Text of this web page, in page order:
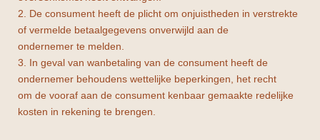
2. De consument heeft de plicht om onjuistheden in verstrekte
of vermelde betaalgegevens onverwijld aan de
ondernemer te melden.
3. In geval van wanbetaling van de consument heeft de
ondernemer behoudens wettelijke beperkingen, het recht
om de vooraf aan de consument kenbaar gemaakte redelijke
kosten in rekening te brengen.